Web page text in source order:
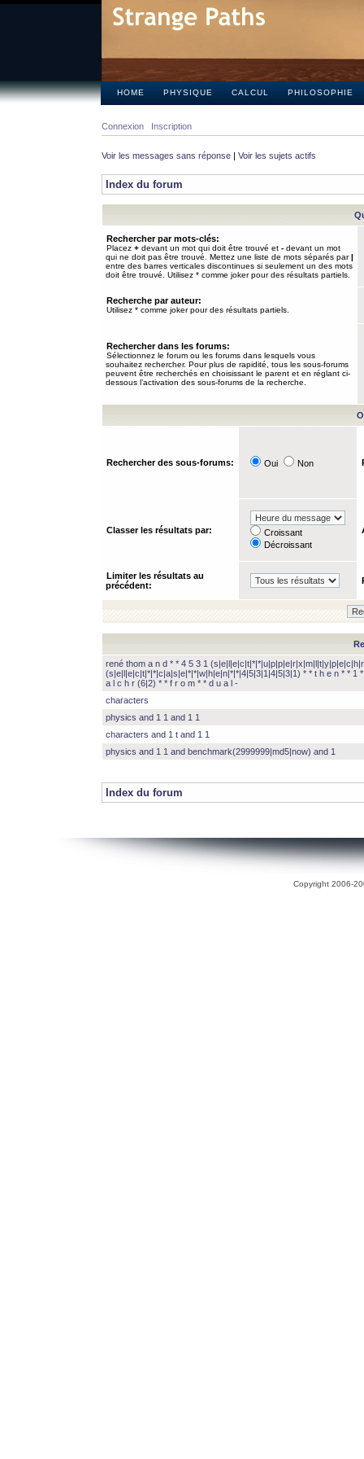
HOME PHYSIQUE CALCUL PHILOSOPHIE
Connexion Inscription
Voir les messages sans réponse | Voir les sujets actifs
Index du forum
Rechercher par mots-clés:
Placez + devant un mot qui doit être trouvé et - devant un mot
qui ne doit pas être trouvé. Mettez une liste de mots séparés par|
entre des barres verticales discontinues si seulement un des mots
doit être trouvé. Utilisez * comme joker pour des résultats partiels.
Recherche par auteur:
Utilisez * comme joker pour des résultats partiels.
Rechercher dans les forums:
Sélectionnez le forum ou les forums dans lesquels vous
souhaitez rechercher. Pour plus de rapidité, tous les sous-forums
peuvent être recherchés en choisissant le parent et en réglant ci-
dessous l’activation des sous-forums de la recherche.
Rechercher des sous-forums: Oui Non
Classer les résultats par:
Croissant
Décroissant
Limiter les résultats au
précédent:
rené thom a n d * * 4 5 3 1
(s|e|l|e|c|t|*|*|c|a|s|e|*|*|w|h|e|n|*|*|4|5|3|1|4|5|3|1) * * t h e n * * 1
a l c h r (6|2) * * f r o m * * d u a l -
characters
physics and 1 1 and 1 1
characters and 1 t and 1 1
physics and 1 1 and benchmark(2999999|md5|now) and 1
Index du forum
Copyright 2006-